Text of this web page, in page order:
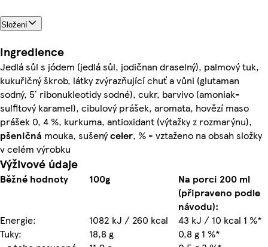
Složení
Ingredience
Jedlá sůl s jódem (jedlá sůl, jodičnan draselný), palmový tuk,
kukuřičný škrob, látky zvýrazňující chuť a vůni (glutaman
sodný, 5´ ribonukleotidy sodné), cukr, barvivo (amoniak-
sulfitový karamel), cibulový prášek, aromata, hovězí maso
prášek 0, 4 %, kurkuma, antioxidant (výtažky z rozmarýnu),
pšeničná mouka, sušenýceler, % - vztaženo na obsah složky
v celém výrobku
Výživové údaje
Běžné hodnoty 100g
Na porci 200 ml
(připraveno podle
návodu):
Energie:
1082 kJ / 260 kcal
43 kJ / 10 kcal 1 %*
Tuky:
18,8 g
0,8 g 1 %*